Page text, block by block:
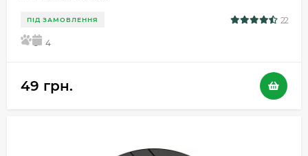
ПІД ЗАМОВЛЕННЯ 22
5 4
49 грн.